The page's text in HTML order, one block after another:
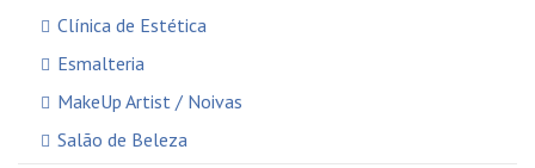
Clínica de Estética
Esmalteria
MakeUp Artist / Noivas
Salão de Beleza